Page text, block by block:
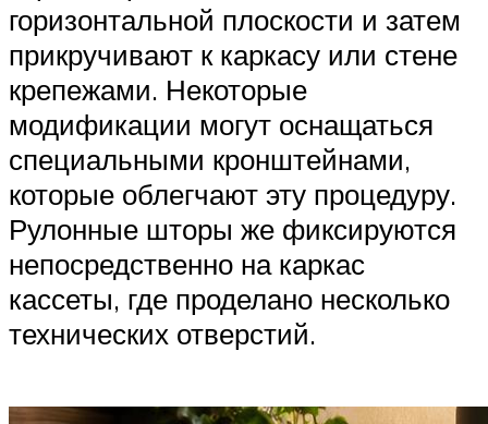
горизонтальной плоскости и затем
прикручивают к каркасу или стене
крепежами. Некоторые
модификации могут оснащаться
специальными кронштейнами,
которые облегчают эту процедуру.
Рулонные шторы же фиксируются
непосредственно на каркас
кассеты, где проделано несколько
технических отверстий.